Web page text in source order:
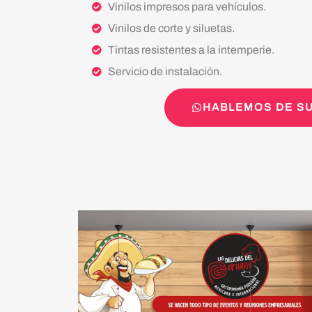
Vinilos impresos para vehículos.
Vinilos de corte y siluetas.
Tintas resistentes a la intemperie.
Servicio de instalación.
HABLEMOS DE